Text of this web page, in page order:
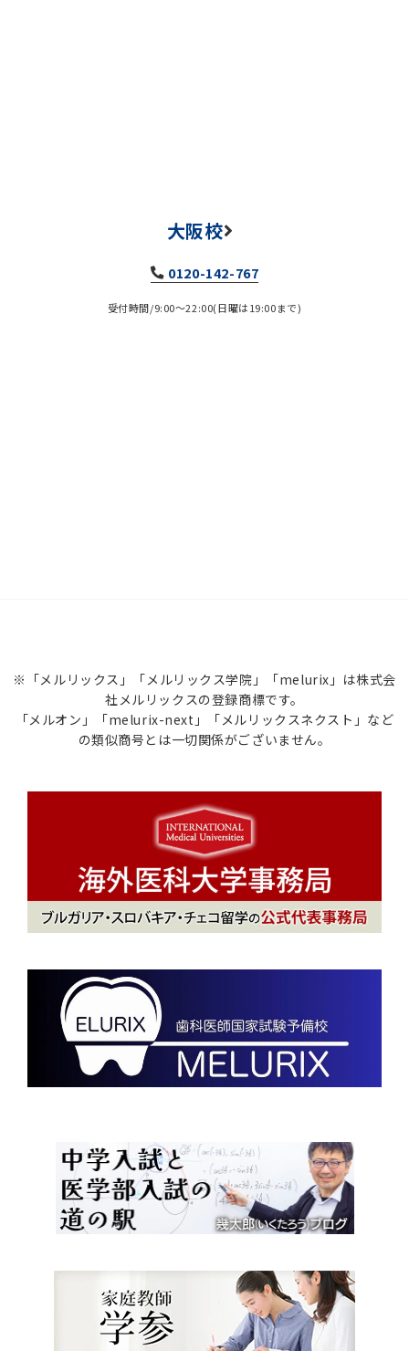
大阪校
0120-142-767
受付時間/9:00～22:00(日曜は19:00まで)
※「メルリックス」「メルリックス学院」「melurix」は株式会
社メルリックスの登録商標です。
「メルオン」「melurix-next」「メルリックスネクスト」など
の類似商号とは一切関係がございません。